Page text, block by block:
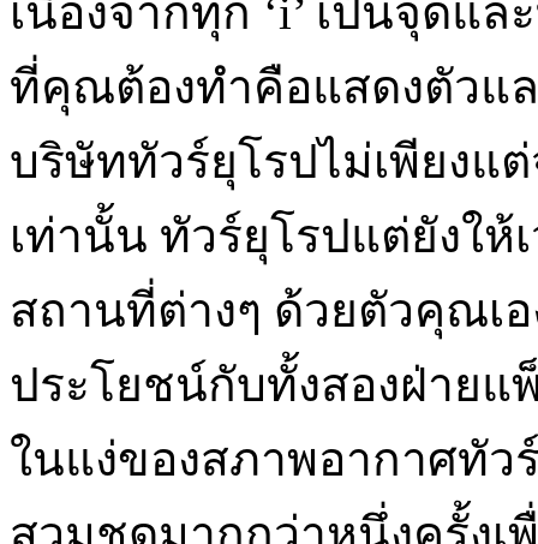
เนื่องจากทุก ‘i’ เป็นจุดแ
ที่คุณต้องทำคือแสดงตัวแล
บริษัททัวร์ยุโรปไม่เพียง
เท่านั้น ทัวร์ยุโรปแต่ยังใ
สถานที่ต่างๆ ด้วยตัวคุณเ
ประโยชน์กับทั้งสองฝ่ายแ
ในแง่ของสภาพอากาศทัว
สวมชุดมากกว่าหนึ่งครั้ง